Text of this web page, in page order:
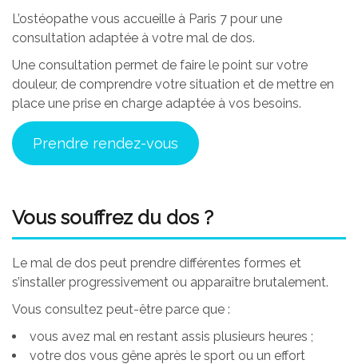
L’ostéopathe vous accueille à Paris 7 pour une
consultation adaptée à votre mal de dos.
Une consultation permet de faire le point sur votre
douleur, de comprendre votre situation et de mettre en
place une prise en charge adaptée à vos besoins.
Prendre rendez-vous
Vous souffrez du dos ?
Le mal de dos peut prendre différentes formes et
s’installer progressivement ou apparaître brutalement.
Vous consultez peut-être parce que :
vous avez mal en restant assis plusieurs heures ;
votre dos vous gêne après le sport ou un effort